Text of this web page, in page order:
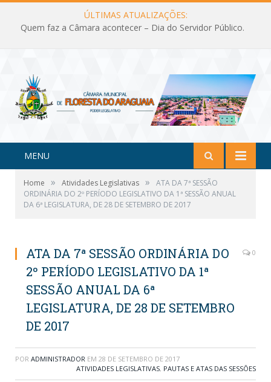
ÚLTIMAS ATUALIZAÇÕES:
Quem faz a Câmara acontecer – Dia do Servidor Público.
MENU
Home » Atividades Legislativas »
ATA DA 7ª SESSÃO
ORDINÁRIA DO 2º PERÍODO LEGISLATIVO DA 1ª SESSÃO ANUAL
DA 6ª LEGISLATURA, DE 28 DE SETEMBRO DE 2017
ATA DA 7ª SESSÃO ORDINÁRIA DO
2º PERÍODO LEGISLATIVO DA 1ª
SESSÃO ANUAL DA 6ª
LEGISLATURA, DE 28 DE SETEMBRO
DE 2017
0
POR ADMINISTRADOR EM 28 DE SETEMBRO DE 2017
ATIVIDADES LEGISLATIVAS, PAUTAS E ATAS DAS SESSÕES